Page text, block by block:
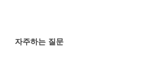
자주하는 질문